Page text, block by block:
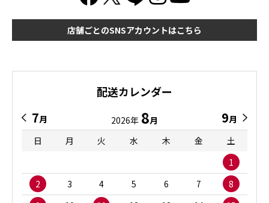
店舗ごとのSNSアカウントはこちら
配送カレンダー
7月 2026年 8月 9月
日
月 火 水 木 金
土
1
2
3 4 5 6 7
8